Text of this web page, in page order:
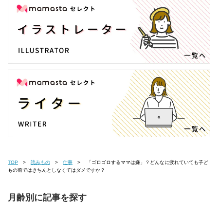
TOP 読みもの 仕事
もの前ではきちんとしなくてはダメですか？
月齢別に記事を探す